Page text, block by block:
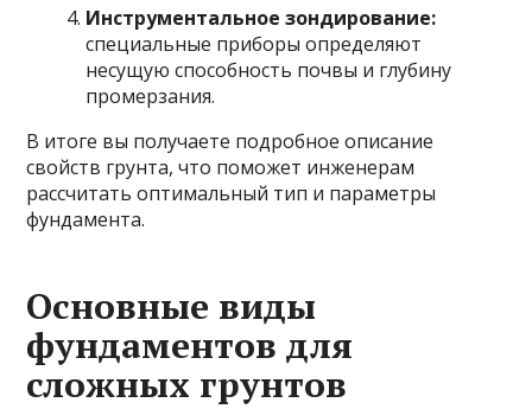
Инструментальное зондирование:
специальные приборы определяют
несущую способность почвы и глубину
промерзания.
В итоге вы получаете подробное описание
свойств грунта, что поможет инженерам
рассчитать оптимальный тип и параметры
фундамента.
Основные виды
фундаментов для
сложных грунтов